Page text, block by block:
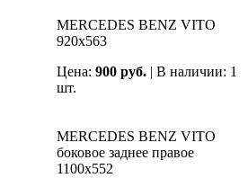
MERCEDES BENZ VITO
920х563
Цена: 900 руб. | В наличии: 1
шт.
MERCEDES BENZ VITO
боковое заднее правое
1100х552